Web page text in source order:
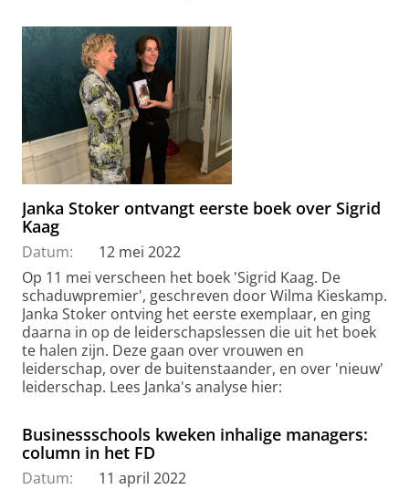
Janka Stoker ontvangt eerste boek over Sigrid
Kaag
Datum:
12 mei 2022
Op 11 mei verscheen het boek 'Sigrid Kaag. De
schaduwpremier', geschreven door Wilma Kieskamp.
Janka Stoker ontving het eerste exemplaar, en ging
daarna in op de leiderschapslessen die uit het boek
te halen zijn. Deze gaan over vrouwen en
leiderschap, over de buitenstaander, en over 'nieuw'
leiderschap. Lees Janka's analyse hier:
Businessschools kweken inhalige managers:
column in het FD
Datum:
11 april 2022